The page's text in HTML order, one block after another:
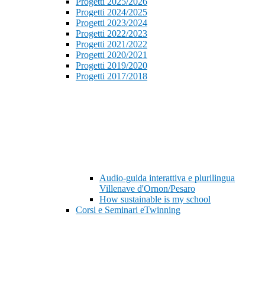
Progetti 2024/2025
Progetti 2023/2024
Progetti 2022/2023
Progetti 2021/2022
Progetti 2020/2021
Progetti 2019/2020
Progetti 2017/2018
Audio-guida interattiva e plurilingua
Villenave d'Ornon/Pesaro
How sustainable is my school
Corsi e Seminari eTwinning